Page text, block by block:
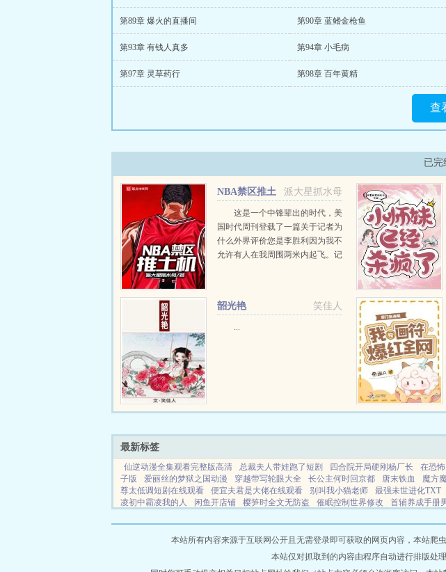
第89章 爆火的直播间 第90章 蓝鳍金枪鱼
第93章 有钱人真多 第94章 小毛病
第97章 灵草药行 第98章 百年黄精
查
已完
派大星抓水母
NBA禁区推土
这是一个中锋辈出的时代，美
国时代周刊登载了一篇关于记者为
什么外界评价您是李胜利因为我不
允许有人在我周围两米内起飞。记
柿？...
笑佳人
韶光艳
...
最新标签
仙逆动漫全集观看完整版高清 总裁夫人带娃跑了短剧 四合院开局硬刚杨厂长 在恐
子版
爱丽丝的梦狱之国动漫 穿越带写轮眼大全 长公主何时回京都 唐末铁血 魔方
尊太低调短剧在线观看
便宜夫君是大佬在线观看 别叫我小猫老师 最强未世进化TXT
凌初中霸凌我的人
闲鱼开店铺 樱笋时全文无防盗 催眠控制世界修改 首辅养成手册
蜜她弟
重生之黄大仙从洞穴来访 山村野昧 混沌奥特曼强化型图片 我的女儿能预知
阴阳素材 触手向bl 意外招惹到闺蜜大哥的 督军的 监狱之心哪里能看
暮登天子堂是什么歌 落魄贵族 落地秀才 成功
本站所有内容来源于互联网公开且无需登录即可获取的网页内容，本站爬
本站仅对抓取到的内容由程序自动进行排版处